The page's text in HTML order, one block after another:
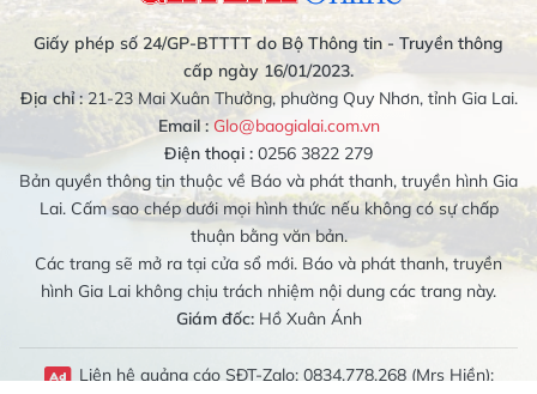
Giấy phép số 24/GP-BTTTT do Bộ Thông tin - Truyền thông
cấp ngày 16/01/2023.
Địa chỉ :21-23 Mai Xuân Thưởng, phường Quy Nhơn, tỉnh Gia Lai.
Email : Glo@baogialai.com.vn
Điện thoại : 0256 3822 279
Bản quyền thông tin thuộc về Báo và phát thanh, truyền hình Gia
Lai. Cấm sao chép dưới mọi hình thức nếu không có sự chấp
thuận bằng văn bản.
Các trang sẽ mở ra tại cửa sổ mới. Báo và phát thanh, truyền
hình Gia Lai không chịu trách nhiệm nội dung các trang này.
Giám đốc:Hồ Xuân Ánh
Liên hệ quảng cáo SĐT-Zalo: 0834.778.268 (Mrs Hiền);